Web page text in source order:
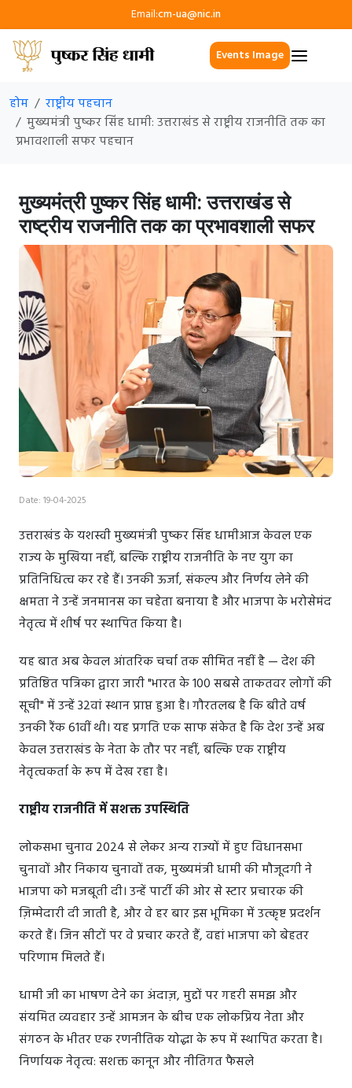
Email:cm-ua@nic.in
Events Image
होम
राष्ट्रीय पहचान
मुख्यमंत्री पुष्कर सिंह धामी: उत्तराखंड से राष्ट्रीय राजनीति तक का
प्रभावशाली सफर पहचान
मुख्यमंत्री पुष्कर सिंह धामी: उत्तराखंड से
राष्ट्रीय राजनीति तक का प्रभावशाली सफर
Date: 19-04-2025
उत्तराखंड के यशस्वी मुख्यमंत्री पुष्कर सिंह धामीआज केवल एक
राज्य के मुखिया नहीं, बल्कि राष्ट्रीय राजनीति के नए युग का
प्रतिनिधित्व कर रहे हैं। उनकी ऊर्जा, संकल्प और निर्णय लेने की
क्षमता ने उन्हें जनमानस का चहेता बनाया है और भाजपा के भरोसेमंद
नेतृत्व में शीर्ष पर स्थापित किया है।
यह बात अब केवल आंतरिक चर्चा तक सीमित नहीं है — देश की
प्रतिष्ठित पत्रिका द्वारा जारी "भारत के 100 सबसे ताकतवर लोगों की
सूची" में उन्हें 32वां स्थान प्राप्त हुआ है। गौरतलब है कि बीते वर्ष
उनकी रैंक 61वीं थी। यह प्रगति एक साफ संकेत है कि देश उन्हें अब
केवल उत्तराखंड के नेता के तौर पर नहीं, बल्कि एक राष्ट्रीय
नेतृत्वकर्ता के रूप में देख रहा है।
राष्ट्रीय राजनीति में सशक्त उपस्थिति
लोकसभा चुनाव 2024 से लेकर अन्य राज्यों में हुए विधानसभा
चुनावों और निकाय चुनावों तक, मुख्यमंत्री धामी की मौजूदगी ने
भाजपा को मजबूती दी। उन्हें पार्टी की ओर से स्टार प्रचारक की
ज़िम्मेदारी दी जाती है, और वे हर बार इस भूमिका में उत्कृष्ट प्रदर्शन
करते हैं। जिन सीटों पर वे प्रचार करते हैं, वहां भाजपा को बेहतर
परिणाम मिलते हैं।
धामी जी का भाषण देने का अंदाज़, मुद्दों पर गहरी समझ और
संयमित व्यवहार उन्हें आमजन के बीच एक लोकप्रिय नेता और
संगठन के भीतर एक रणनीतिक योद्धा के रूप में स्थापित करता है।
निर्णायक नेतृत्व: सशक्त कानून और नीतिगत फैसले